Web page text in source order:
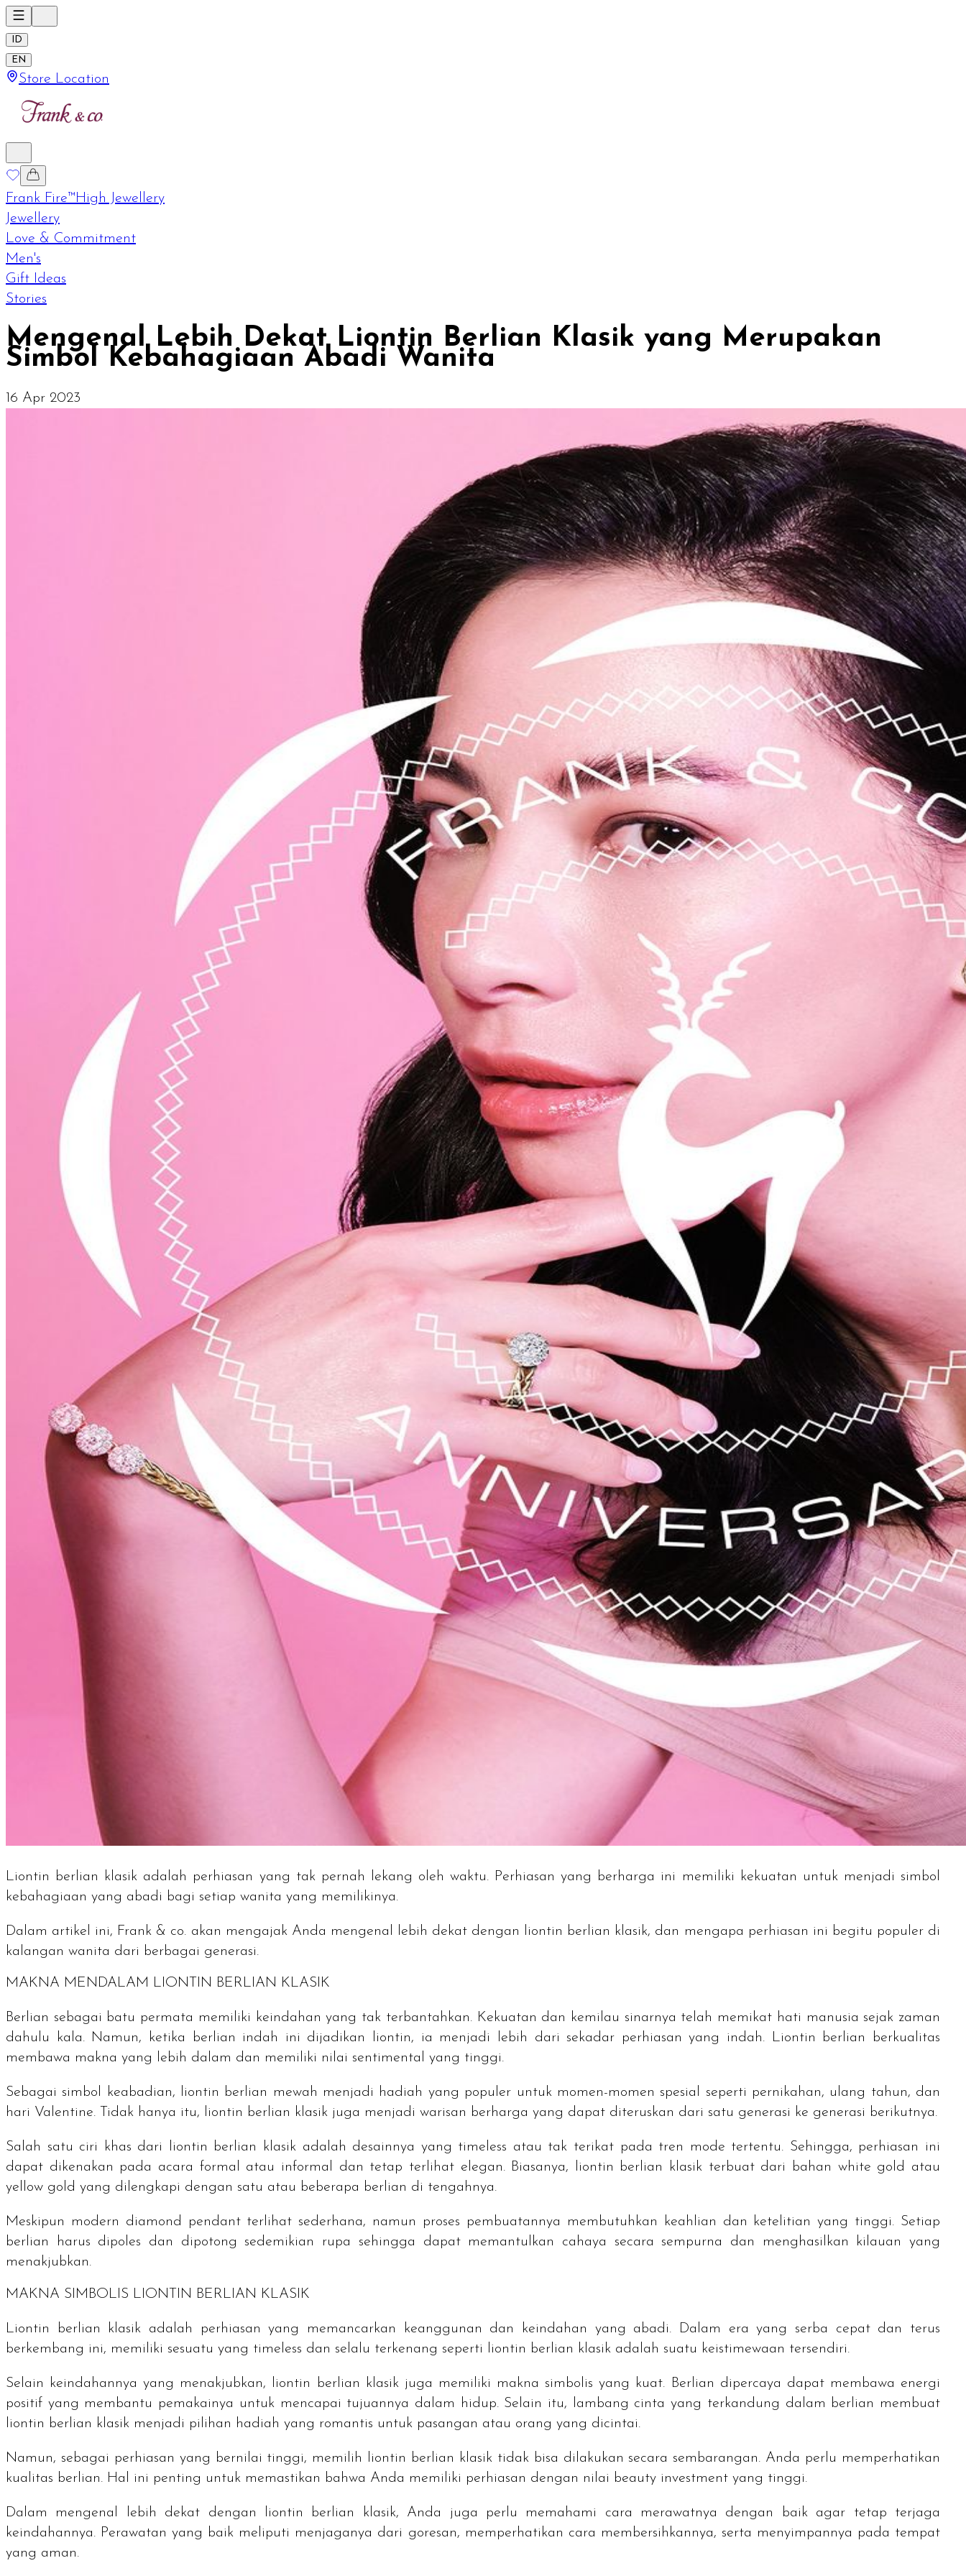
ID
EN
Store Location
Frank Fire™High Jewellery
Jewellery
Love & Commitment
Men's
Gift Ideas
Stories
Mengenal Lebih Dekat Liontin Berlian Klasik yang Merupakan
Simbol Kebahagiaan Abadi Wanita
16 Apr 2023
Liontin berlian klasik adalah perhiasan yang tak pernah lekang oleh waktu. Perhiasan yang berharga ini memiliki kekuatan untuk menjadi simbol
kebahagiaan yang abadi bagi setiap wanita yang memilikinya.
Dalam artikel ini, Frank & co. akan mengajak Anda mengenal lebih dekat dengan liontin berlian klasik, dan mengapa perhiasan ini begitu populer di
kalangan wanita dari berbagai generasi.
MAKNA MENDALAM LIONTIN BERLIAN KLASIK
Berlian sebagai batu permata memiliki keindahan yang tak terbantahkan. Kekuatan dan kemilau sinarnya telah memikat hati manusia sejak zaman
dahulu kala. Namun, ketika berlian indah ini dijadikan liontin, ia menjadi lebih dari sekadar perhiasan yang indah. Liontin berlian berkualitas
membawa makna yang lebih dalam dan memiliki nilai sentimental yang tinggi.
Sebagai simbol keabadian, liontin berlian mewah menjadi hadiah yang populer untuk momen-momen spesial seperti pernikahan, ulang tahun, dan
hari Valentine. Tidak hanya itu, liontin berlian klasik juga menjadi warisan berharga yang dapat diteruskan dari satu generasi ke generasi berikutnya.
Salah satu ciri khas dari liontin berlian klasik adalah desainnya yang timeless atau tak terikat pada tren mode tertentu. Sehingga, perhiasan ini
dapat dikenakan pada acara formal atau informal dan tetap terlihat elegan. Biasanya, liontin berlian klasik terbuat dari bahan white gold atau
yellow gold yang dilengkapi dengan satu atau beberapa berlian di tengahnya.
Meskipun modern diamond pendantterlihat sederhana, namun proses pembuatannya membutuhkan keahlian dan ketelitian yang tinggi. Setiap
berlian harus dipoles dan dipotong sedemikian rupa sehingga dapat memantulkan cahaya secara sempurna dan menghasilkan kilauan yang
menakjubkan.
MAKNA SIMBOLIS LIONTIN BERLIAN KLASIK
Liontin berlian klasik adalah perhiasan yang memancarkan keanggunan dan keindahan yang abadi. Dalam era yang serba cepat dan terus
berkembang ini, memiliki sesuatu yang timeless dan selalu terkenang seperti liontin berlian klasik adalah suatu keistimewaan tersendiri.
Selain keindahannya yang menakjubkan, liontin berlian klasik juga memiliki makna simbolis yang kuat. Berlian dipercaya dapat membawa energi
positif yang membantu pemakainya untuk mencapai tujuannya dalam hidup. Selain itu, lambang cinta yang terkandung dalam berlian membuat
liontin berlian klasik menjadi pilihan hadiah yang romantis untuk pasangan atau orang yang dicintai.
Namun, sebagai perhiasan yang bernilai tinggi, memilih liontin berlian klasik tidak bisa dilakukan secara sembarangan. Anda perlu memperhatikan
kualitas berlian. Hal ini penting untuk memastikan bahwa Anda memiliki perhiasan dengan nilai beauty investment yang tinggi.
Dalam mengenal lebih dekat dengan liontin berlian klasik, Anda juga perlu memahami cara merawatnya dengan baik agar tetap terjaga
keindahannya. Perawatan yang baik meliputi menjaganya dari goresan, memperhatikan cara membersihkannya, serta menyimpannya pada tempat
yang aman.